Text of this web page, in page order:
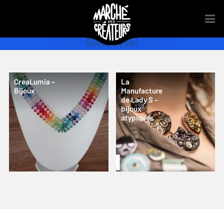
Swarovski
CreaLumia –
Bijoux
La
Manufacture
de Lady S –
bijoux
atypiques